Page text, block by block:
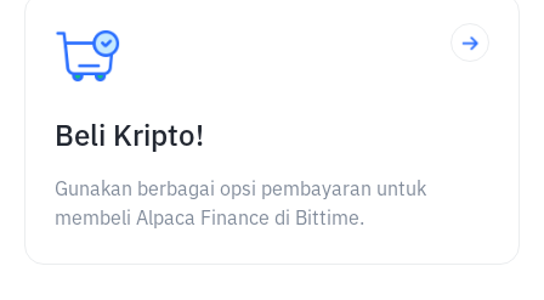
Beli Kripto!
Gunakan berbagai opsi pembayaran untuk
membeli Alpaca Finance di Bittime.